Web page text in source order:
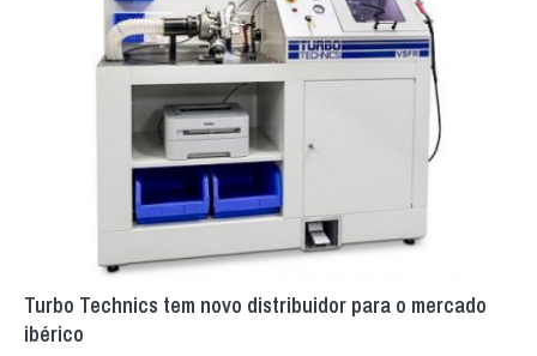
Turbo Technics tem novo distribuidor para o mercado
ibérico